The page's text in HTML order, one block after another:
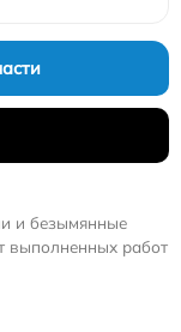
и безымянные
выполненных работ